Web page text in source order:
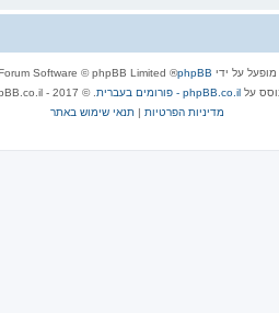
מופעל על ידי phpBB
® Forum Software © phpBB Limited
על phpBB.co.il - פורומים בעברית
. © 2017 - phpBB.co.il.
מדיניות הפרטיות |תנאי שימוש באתר